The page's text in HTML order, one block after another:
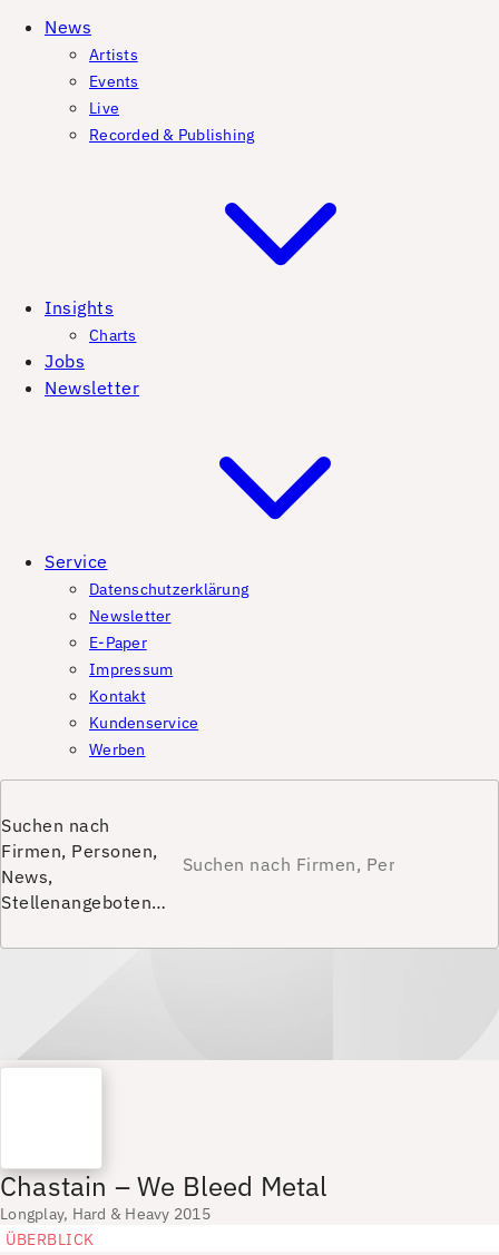
News
Artists
Events
Live
Recorded & Publishing
Insights
Charts
Jobs
Newsletter
Service
Datenschutzerklärung
Newsletter
E-Paper
Impressum
Kontakt
Kundenservice
Werben
Suchen nach
Firmen, Personen,
News,
Stellenangeboten…
Chastain – We Bleed Metal
Longplay, Hard & Heavy 2015
ÜBERBLICK